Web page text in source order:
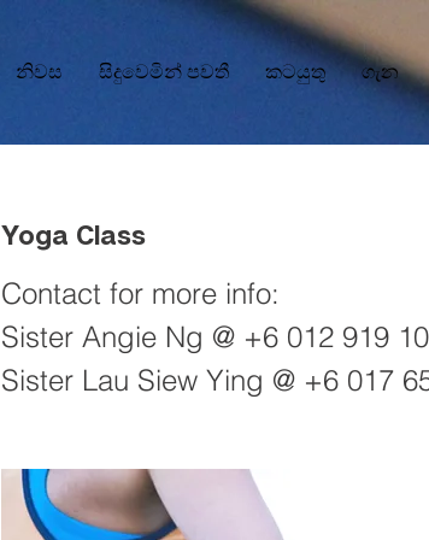
නිවස සිදුවෙමින් පවතී කටයුතු ගැන
Yoga Class
Contact for more info:
Sister Angie Ng @ +6 012 919
Sister Lau Siew Ying @ +6 017